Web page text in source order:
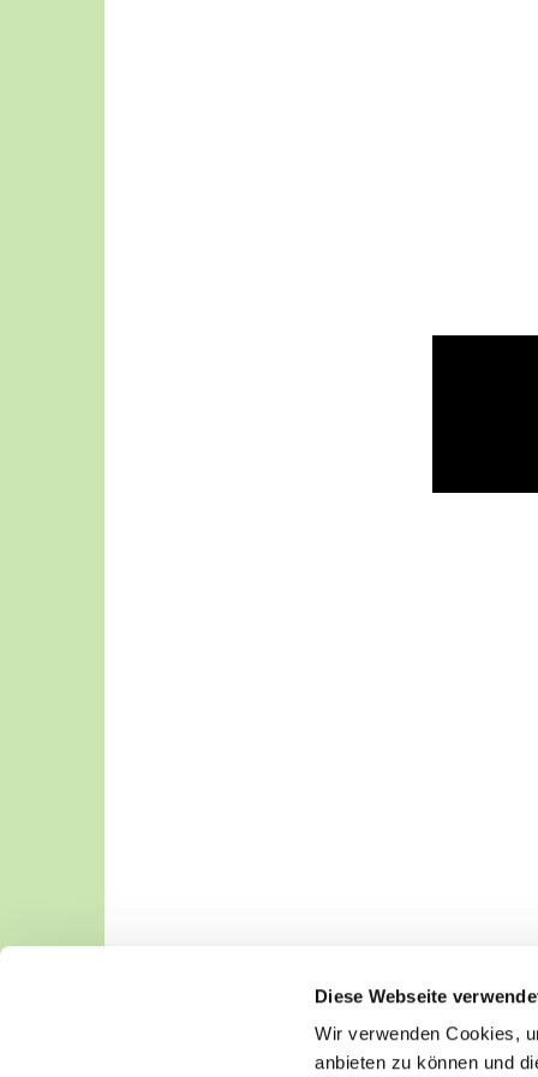
Diese Webseite
Wir verwenden Cookies,
anbieten zu können und